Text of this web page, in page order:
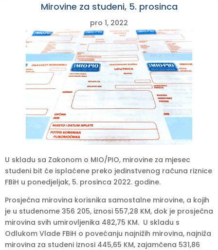
Mirovine za studeni, 5. prosinca
pro 1, 2022
U skladu sa Zakonom o MIO/PIO, mirovine za mjesec
studeni bit će isplaćene preko jedinstvenog računa riznice
FBiH u ponedjeljak, 5. prosinca 2022. godine.
Prosječna mirovina korisnika samostalne mirovine, a kojih
je u studenome 356 205, iznosi 557,28 KM, dok je prosječna
mirovina svih umirovljenika 482,75 KM. U skladu s
Odlukom Vlade FBiH o povećanju najnižih mirovina, najniža
mirovina za studeni iznosi 445,65 KM, zajamčena 531,86